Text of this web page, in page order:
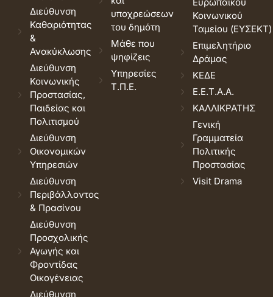
Διεύθυνση
Καθαριότητας
&
Ανακύκλωσης
Διεύθυνση
Κοινωνικής
Προστασίας,
Παιδείας και
Πολιτισμού
Διεύθυνση
Οικονομικών
Υπηρεσιών
Διεύθυνση
Περιβάλλοντος
& Πρασίνου
Διεύθυνση
Προσχολικής
Αγωγής και
Φροντίδας
Οικογένειας
Διεύθυνση
υποχρεώσεων
του δημότη
Μάθε που
ψηφίζεις
Υπηρεσίες
Τ.Π.Ε.
Κοινωνικού
Ταμείου (ΕΥΣΕΚΤ)
Επιμελητήριο
Δράμας
ΚΕΔΕ
Ε.Ε.Τ.Α.Α.
ΚΑΛΛΙΚΡΑΤΗΣ
Γενική
Γραμματεία
Πολιτικής
Προστασίας
Visit Drama